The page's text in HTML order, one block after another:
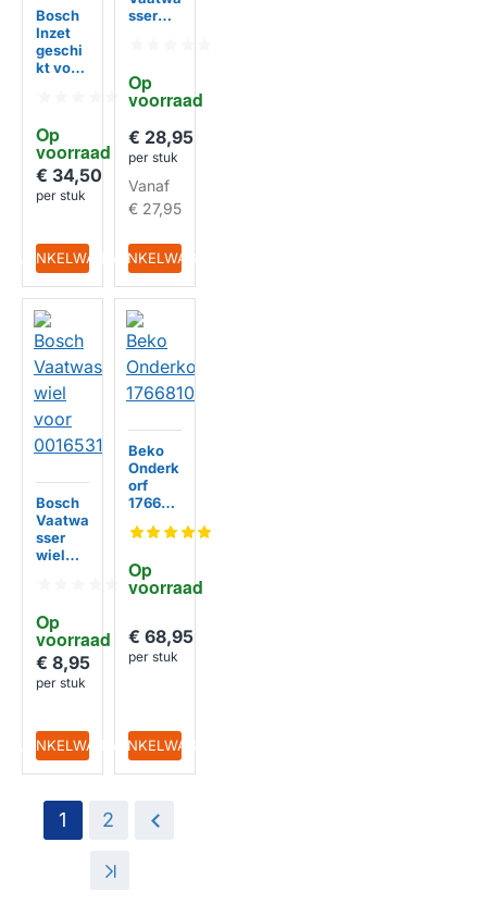
Op
voorraad
Bosch
Inzet
geschi
kt voor
01
€ 34,50
per stuk
IN WINKELWAGEN
Op
voorraad
sser
€ 28,95
per stuk
Vanaf
€ 27,95
IN WINKELWAGEN
Op
voorraad
Bosch
Vaatwa
sser
wiel
€ 8,95
per stuk
IN WINKELWAGEN
Op
voorraad
Beko
Onderk
orf
176681
€ 68,95
per stuk
IN WINKELWAGEN
1 2 >
>|